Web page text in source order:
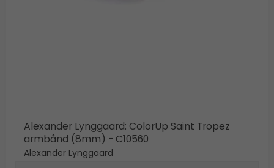
Alexander Lynggaard: ColorUp Saint Tropez
armbånd (8mm) - C10560
Alexander Lynggaard